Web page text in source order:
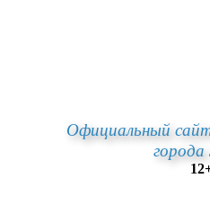
Официальный